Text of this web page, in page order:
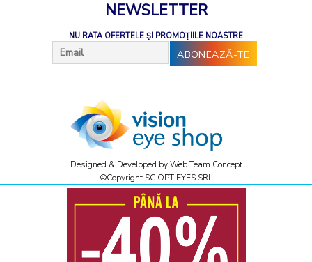
NEWSLETTER
NU RATA OFERTELE ȘI PROMOȚIILE NOASTRE
Designed & Developed byWeb Team Concept
©Copyright SC OPTIEYES SRL